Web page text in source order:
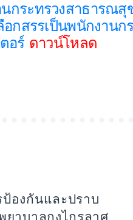
กระทรวงสาธารณ
อกสรรเป็นพนักงา
อร์ ดาวน์โหลด
องกันและปราบ
ยาบาลกงไกรลาศ